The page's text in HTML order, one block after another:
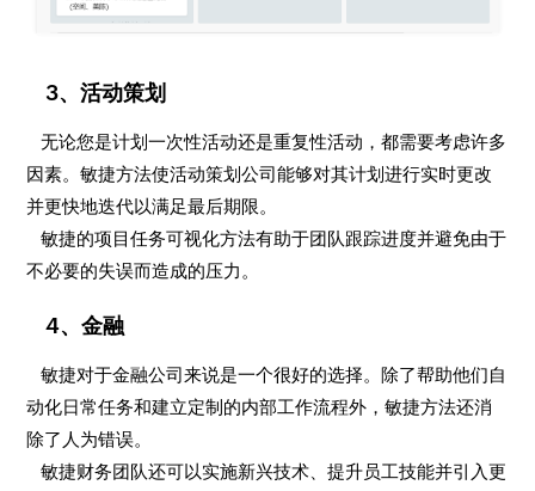
3、活动策划
无论您是计划一次性活动还是重复性活动，都需要考虑许多
因素。敏捷方法使活动策划公司能够对其计划进行实时更改
并更快地迭代以满足最后期限。
敏捷的项目任务可视化方法有助于团队跟踪进度并避免由于
不必要的失误而造成的压力。
4、金融
敏捷对于金融公司来说是一个很好的选择。除了帮助他们自
动化日常任务和建立定制的内部工作流程外，敏捷方法还消
除了人为错误。
敏捷财务团队还可以实施新兴技术、提升员工技能并引入更